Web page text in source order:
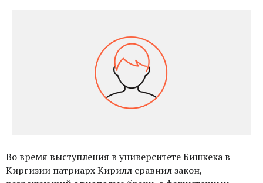
Во время выступления в университете Бишкека в
Киргизии патриарх Кирилл сравнил закон,